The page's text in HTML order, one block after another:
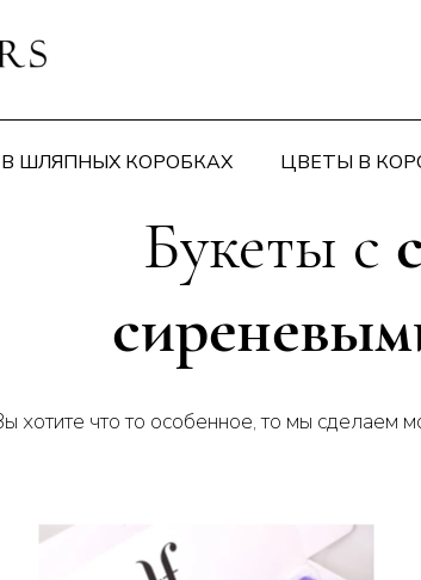
ШЛЯПНЫХ КОРОБКАХ ЦВЕТЫ В
Букеты с
хотите что то особенное, то мы сделаем